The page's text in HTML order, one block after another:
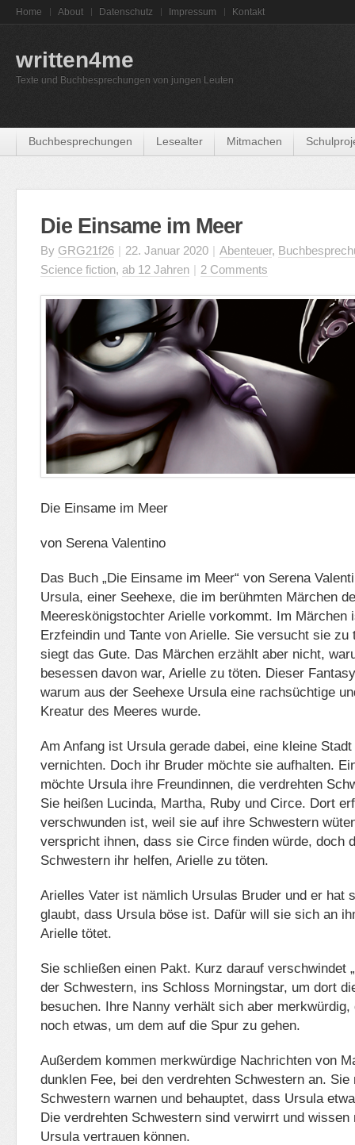
Home About Datenschutz Impressum Kontakt
written4me
Texte und Buchbesprechungen von jungen Leuten
Buchbesprechungen Lesealter Mitmachen
Die Einsame im Meer
By GRG21f26 | 22. Januar 2020 | Abenteuer,
Science fiction, ab 12 Jahren | 2 Comments
Die Einsame im Meer
von Serena Valentino
Das Buch „Die Einsame im Meer“ von Serena
Ursula, einer Seehexe, die im berühmten Märchen
Meereskönigstochter Arielle vorkommt. Im Märchen
Erzfeindin und Tante von Arielle. Sie versucht sie zu
siegt das Gute. Das Märchen erzählt aber nicht,
besessen davon war, Arielle zu töten. Dieser
warum aus der Seehexe Ursula eine rachsüchtige
Kreatur des Meeres wurde.
Am Anfang ist Ursula gerade dabei, eine kleine
vernichten. Doch ihr Bruder möchte sie aufhalten.
möchte Ursula ihre Freundinnen, die verdrehten
Sie heißen Lucinda, Martha, Ruby und Circe. Dort
verschwunden ist, weil sie auf ihre Schwestern
verspricht ihnen, dass sie Circe finden würde, doch
Schwestern ihr helfen, Arielle zu töten.
Arielles Vater ist nämlich Ursulas Bruder und er hat
glaubt, dass Ursula böse ist. Dafür will sie sich an
Arielle tötet.
Sie schließen einen Pakt. Kurz darauf verschwindet
der Schwestern, ins Schloss Morningstar, um dort
besuchen. Ihre Nanny verhält sich aber
noch etwas, um dem auf die Spur zu gehen.
Außerdem kommen merkwürdige Nachrichten von
dunklen Fee, bei den verdrehten Schwestern an. Sie
Schwestern warnen und behauptet, dass Ursula
Die verdrehten Schwestern sind verwirrt und wissen
Ursula vertrauen können.